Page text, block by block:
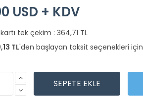
USD + KDV
tek çekim : 364,71 TL
TL'den başlayan taksit seçenekleri için